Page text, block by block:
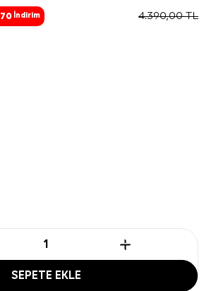
70 İndirim 4.390,00TL
SEPETE EKLE